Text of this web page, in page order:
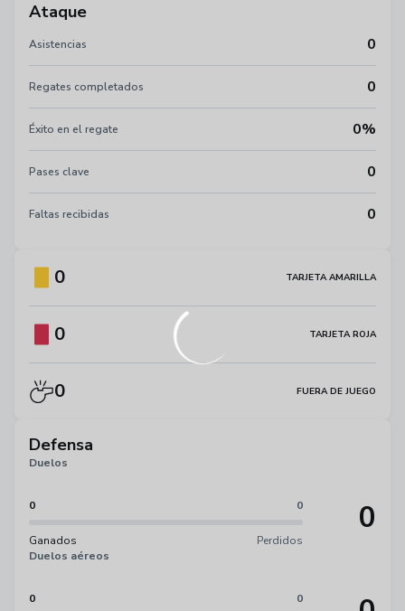
Ataque
Asistencias 0
Regates completados 0
Éxito en el regate 0%
Pases clave 0
Faltas recibidas 0
0 TARJETA AMARILLA
0 TARJETA ROJA
0 FUERA DE JUEGO
Defensa
Duelos
0 0
Ganados Perdidos
0
Duelos aéreos
0 0